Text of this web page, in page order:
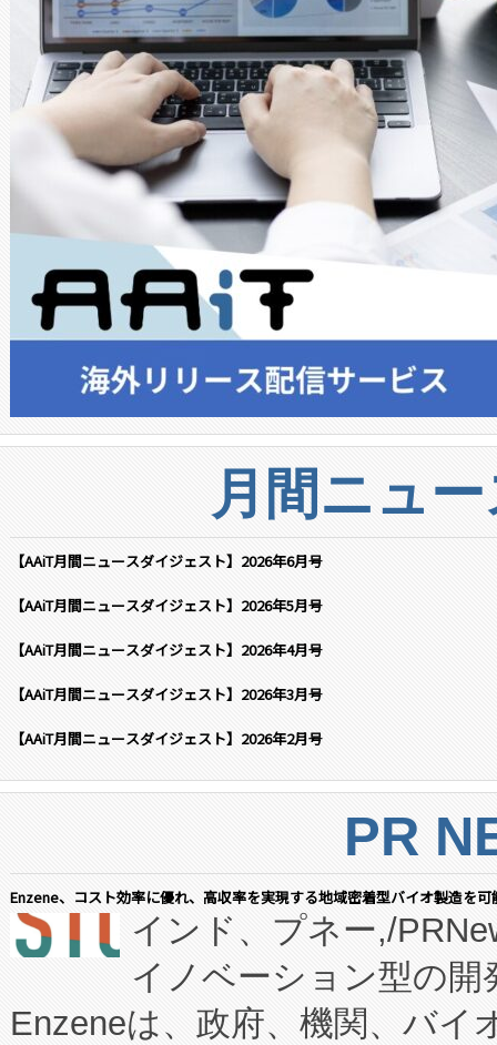
月間ニュ
【AAiT月間ニュースダイジェスト】2026年6月号
【AAiT月間ニュースダイジェスト】2026年5月号
【AAiT月間ニュースダイジェスト】2026年4月号
【AAiT月間ニュースダイジェスト】2026年3月号
【AAiT月間ニュースダイジェスト】2026年2月号
PR
Enzene、コスト効率に優れ、高収率を実現する地域密着型バイオ製造を
インド、プネー,/
イノベーション型の
Enzeneは、政府、機関、バイ